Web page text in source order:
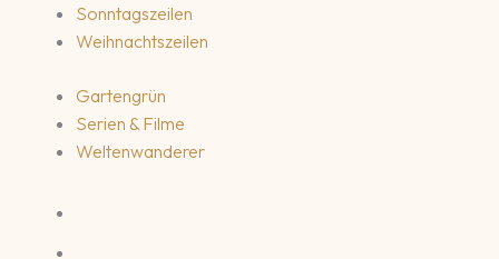
Sonntagszeilen
Weihnachtszeilen
Gartengrün
Serien & Filme
Weltenwanderer